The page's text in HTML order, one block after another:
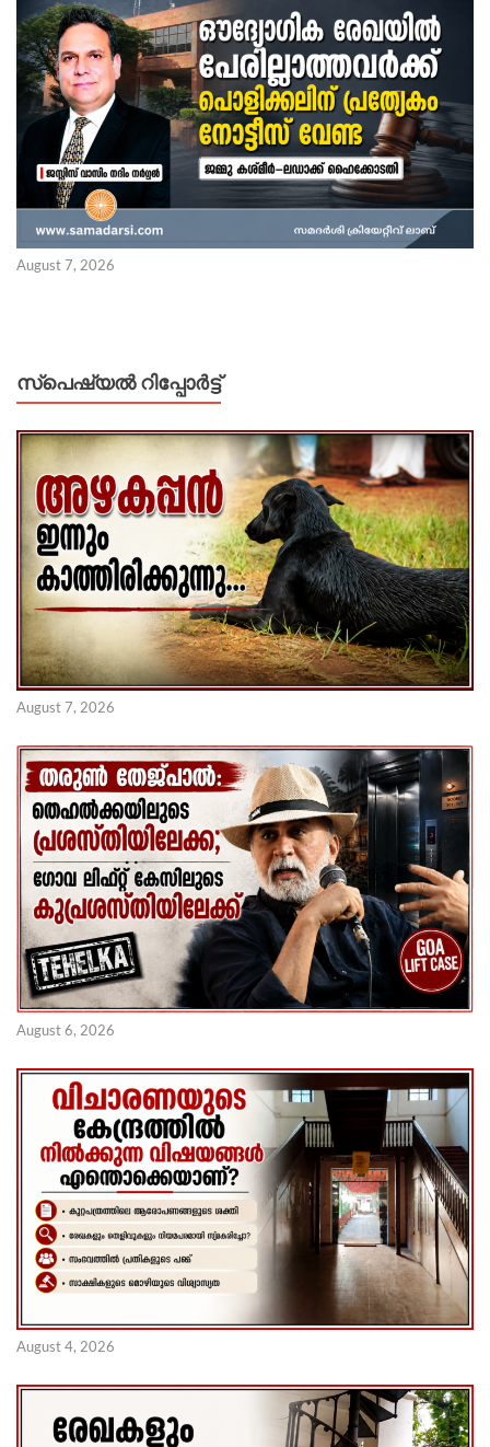
August 7, 2026
സ്പെഷ്യൽ റിപ്പോര്‍ട്ട്
August 7, 2026
August 6, 2026
August 4, 2026